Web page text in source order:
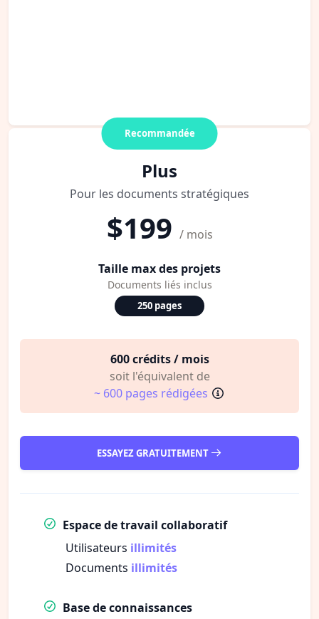
Recommandée
Plus
Pour les documents stratégiques
$199 / mois
Taille max des projets
Documents liés inclus
250 pages
600 crédits / mois
soit l'équivalent de
~ 600 pages rédigées
ESSAYEZ GRATUITEMENT
Espace de travail collaboratif
Utilisateurs illimités
Documents illimités
Base de connaissances